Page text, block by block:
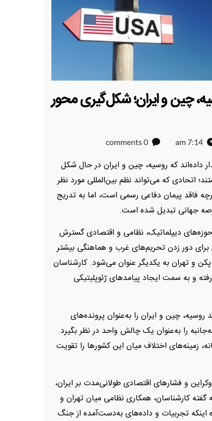
چین و ایران؛ شکل‌گیری محور
7:14 am
0 comments
داده‌اند که روسیه، چین و ایران در حال شکل
اتحادی که می‌تواند نظم بین‌المللی مورد نظر
فاقد پیمان دفاعی رسمی است، اما به تدریج
عرصه جهانی تبدیل شده است.
دیپلماتیک، نظامی و اقتصادی گسترش
دور زدن تحریم‌های غرب و هماهنگی بیشتر
و تهران به یکدیگر عنوان می‌شود. کارشناسان
و به سمت ایجاد پیامدهای ژئوپلیتیکی
روسیه، چین و ایران را به‌عنوان پرونده‌های
را به‌عنوان یک چالش واحد در نظر بگیرد.
زمینه‌های اختلاف میان این کشورها را تقویت
و فشارهای اقتصادی طولانی‌مدت بر ایران،
گفته کارشناسان، همکاری نظامی میان تهران و
اینکه تجربیات و داده‌های به‌دست‌آمده از جنگ